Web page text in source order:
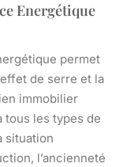
Energétique
permet
de serre et la
immobilier
tous les types de
situation
l’ancienneté